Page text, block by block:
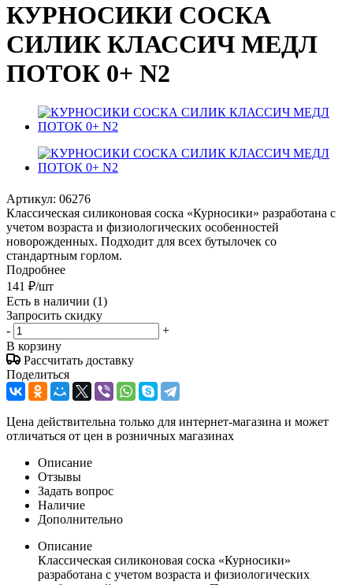
КУРНОСИКИ СОСКА
СИЛИК КЛАССИЧ МЕДЛ
ПОТОК 0+ N2
Артикул: 06276
Классическая силиконовая соска «Курносики» разработана с
учетом возраста и физиологических особенностей
новорожденных. Подходит для всех бутылочек со
стандартным горлом.
Подробнее
141 ₽/шт
Есть в наличии (1)
Запросить скидку
-
+
В корзину
Рассчитать доставку
Поделиться
Цена действительна только для интернет-магазина и может
отличаться от цен в розничных магазинах
Описание
Отзывы
Задать вопрос
Наличие
Дополнительно
Описание
Классическая силиконовая соска «Курносики»
разработана с учетом возраста и физиологических